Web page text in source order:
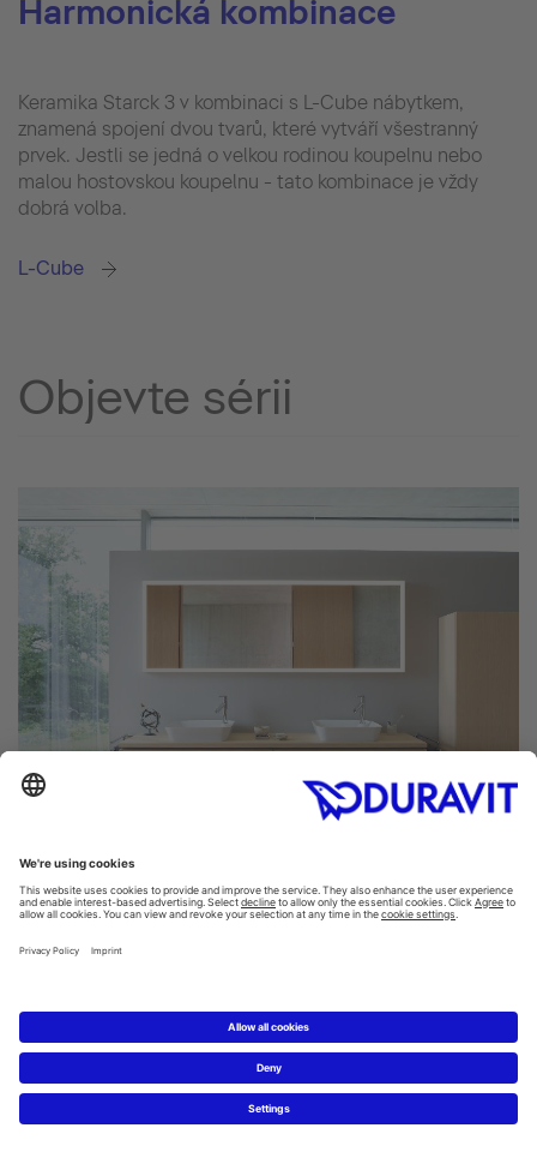
Harmonická kombinace
Keramika Starck 3 v kombinaci s L-Cube nábytkem,
znamená spojení dvou tvarů, které vytváří všestranný
prvek. Jestli se jedná o velkou rodinou koupelnu nebo
malou hostovskou koupelnu - tato kombinace je vždy
dobrá volba.
L-Cube
Objevte sérii
která postrádá všechny
důležité prvky. L-Cube.